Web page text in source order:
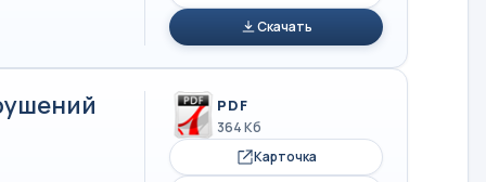
Скачать
PDF
364 Кб
Карточка